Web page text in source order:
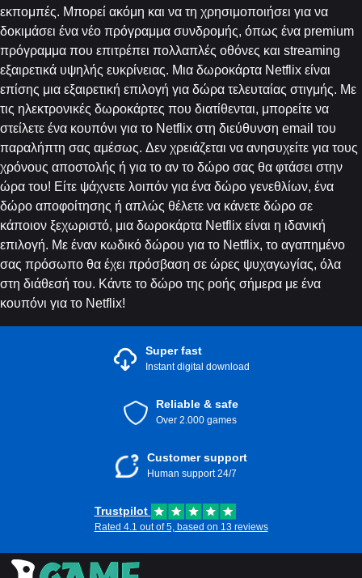
εκπομπές. Μπορεί ακόμη και να τη χρησιμοποιήσει για να
δοκιμάσει ένα νέο πρόγραμμα συνδρομής, όπως ένα premium
πρόγραμμα που επιτρέπει πολλαπλές οθόνες και streaming
εξαιρετικά υψηλής ευκρίνειας. Μια δωροκάρτα Netflix είναι
επίσης μια εξαιρετική επιλογή για δώρα τελευταίας στιγμής. Με
τις ηλεκτρονικές δωροκάρτες που διατίθενται, μπορείτε να
στείλετε ένα κουπόνι για το Netflix στη διεύθυνση email του
παραλήπτη σας αμέσως. Δεν χρειάζεται να ανησυχείτε για τους
χρόνους αποστολής ή για το αν το δώρο σας θα φτάσει στην
ώρα του! Είτε ψάχνετε λοιπόν για ένα δώρο γενεθλίων, ένα
δώρο αποφοίτησης ή απλώς θέλετε να κάνετε δώρο σε
κάποιον ξεχωριστό, μια δωροκάρτα Netflix είναι η ιδανική
επιλογή. Με έναν κωδικό δώρου για το Netflix, το αγαπημένο
σας πρόσωπο θα έχει πρόσβαση σε ώρες ψυχαγωγίας, όλα
στη διάθεσή του. Κάντε το δώρο της ροής σήμερα με ένα
κουπόνι για το Netflix!
Super fast
Instant digital download
Reliable & safe
Over 2.000 games
Customer support
Human support 24/7
Trustpilot
Rated 4.1 out of 5, based on 13 reviews